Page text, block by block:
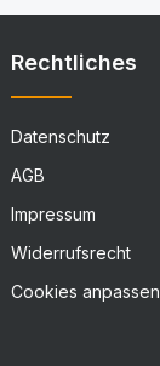
Rechtliches
Datenschutz
AGB
Impressum
Widerrufsrecht
Cookies anpassen